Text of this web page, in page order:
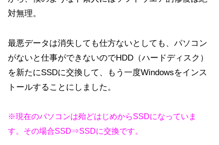
対無理。
最悪データは消失しても仕方ないとしても、パソコン
がないと仕事ができないのでHDD（ハードディスク）
を新たにSSDに交換して、もう一度Windowsをインス
トールすることにしました。
※現在のパソコンは殆どはじめからSSDになっていま
す。その場合SSD⇒SSDに交換です。